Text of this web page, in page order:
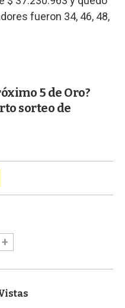
fueron 34, 46, 48,
5 de Oro?
sorteo de